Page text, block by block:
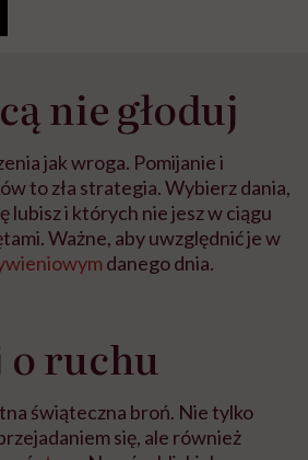
nie głoduj
jak wroga. Pomijanie i
to zła strategia. Wybierz dania,
lubisz i których nie jesz w ciągu
Ważne, aby uwzględnić je w
danego dnia.
o ruchu
świąteczna broń. Nie tylko
się, ale również